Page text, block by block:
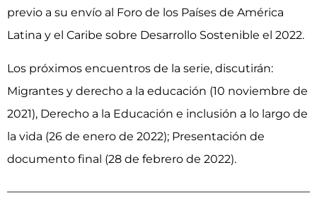
previo a su envío al Foro de los Países de América
Latina y el Caribe sobre Desarrollo Sostenible el 2022.
Los próximos encuentros de la serie, discutirán:
Migrantes y derecho a la educación (10 noviembre de
2021), Derecho a la Educación e inclusión a lo largo de
la vida (26 de enero de 2022); Presentación de
documento final (28 de febrero de 2022).